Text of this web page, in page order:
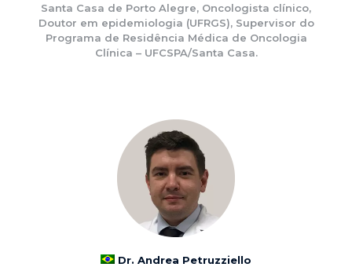
Santa Casa de Porto Alegre, Oncologista clínico,
Doutor em epidemiologia (UFRGS), Supervisor do
Programa de Residência Médica de Oncologia
Clínica – UFCSPA/Santa Casa.
Dr. Andrea Petruzziello